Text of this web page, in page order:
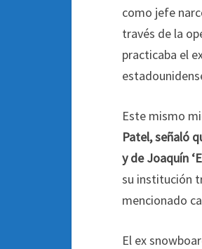
como jefe
través de la
practicaba el
Este mismo
Patel, señaló
y de Joaquín
su institución
mencionado
El ex